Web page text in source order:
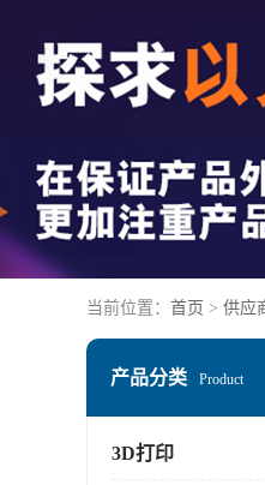
当前位置： 首页 > 供应
产品分类 Product
3D打印